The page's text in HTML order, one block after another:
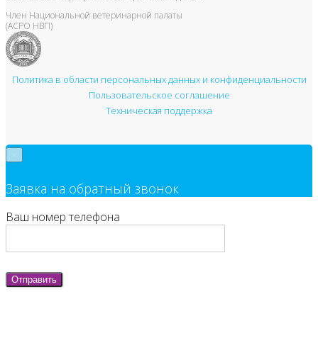
Член Национальной ветеринарной палаты
(АСРО НВП)
Политика в области персональных данных и конфиденциальности
Пользовательское соглашение
Техническая поддержка
Заявка на обратный звонок
Ваш номер телефона
Отправить